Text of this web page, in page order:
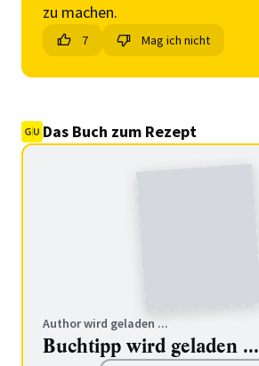
zu machen.
7 Mag ich nicht
Das Buch zum Rezept
Author wird geladen ...
Buchtipp wird geladen ...